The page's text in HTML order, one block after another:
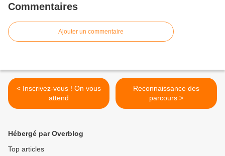
Commentaires
Ajouter un commentaire
< Inscrivez-vous ! On vous
attend
Reconnaissance des
parcours >
Hébergé par Overblog
Top articles